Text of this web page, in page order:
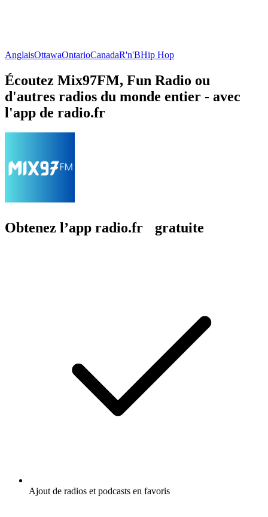
AnglaisOttawaOntarioCanadaR'n'BHip Hop
Écoutez Mix97FM, Fun Radio ou
d'autres radios du monde entier - avec
l'app de radio.fr
Obtenez l’app radio.fr gratuite
Ajout de radios et podcasts en favoris